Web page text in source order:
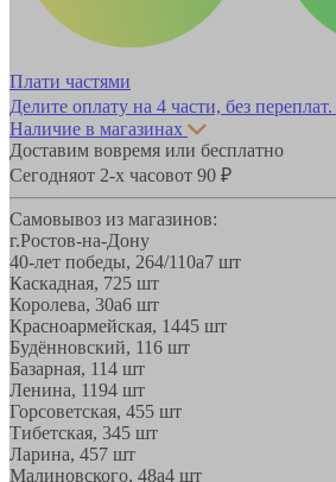
Плати частями
Делите оплату на 4 части, без переплат.
Наличие в магазинах
Доставим вовремя или бесплатно
Сегодняот 2-х часовот 90 ₽
Самовывоз из магазинов:
г.Ростов-на-Дону
40-лет победы, 264/110а7 шт
Каскадная, 725 шт
Королева, 30а6 шт
Красноармейская, 1445 шт
Будённовский, 116 шт
Базарная, 114 шт
Ленина, 1194 шт
Горсоветская, 455 шт
Тибетская, 345 шт
Ларина, 457 шт
Малиновского, 48а4 шт